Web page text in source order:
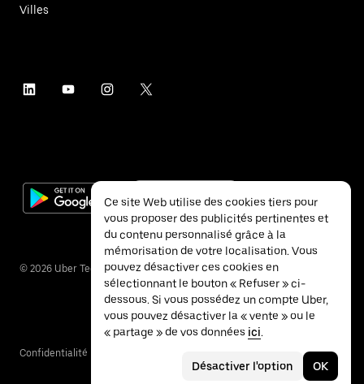
Villes
© 2026 Uber Technologies Inc.
Confidentialité
Ce site Web utilise des cookies tiers pour
vous proposer des publicités pertinentes et
du contenu personnalisé grâce à la
mémorisation de votre localisation. Vous
pouvez désactiver ces cookies en
sélectionnant le bouton « Refuser » ci-
dessous. Si vous possédez un compte Uber,
vous pouvez désactiver la « vente » ou le
« partage » de vos données ici.
Désactiver l'option OK